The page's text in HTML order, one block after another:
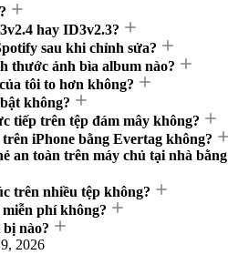
hay ID3v2.3?
sau khi chỉnh sửa?
thước ảnh bìa album nào?
tôi to hơn không?
không?
tiếp trên tệp đám mây không?
iPhone bằng Evertag không?
an toàn trên máy chủ tại nhà bằng
trên nhiều tệp không?
phí không?
nào?
2026